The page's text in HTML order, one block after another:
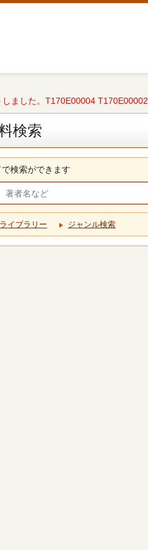
ました。T170E00004 T170E00002
検索
検索ができます
イブラリー ジャンル検索